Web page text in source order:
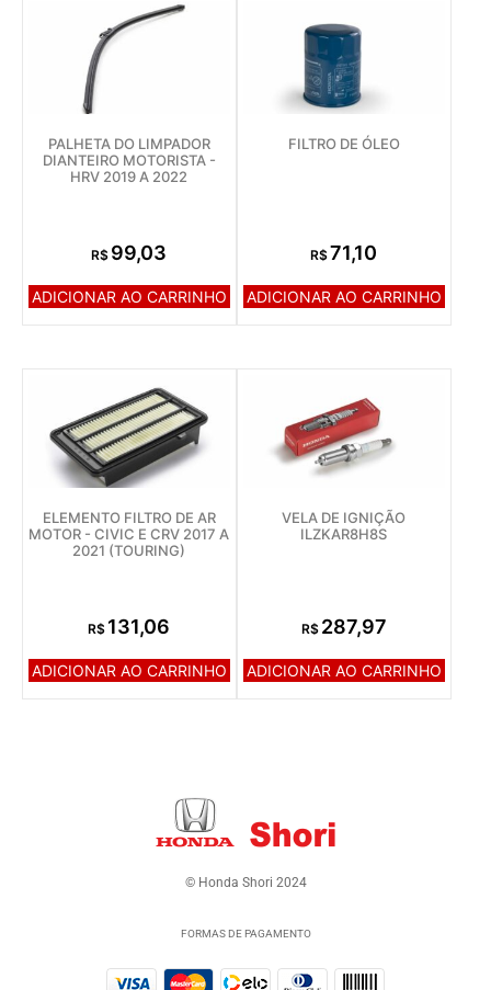
PALHETA DO LIMPADOR
DIANTEIRO MOTORISTA -
HRV 2019 A 2022
R$ 99,03
ADICIONAR AO CARRINHO
FILTRO DE ÓLEO
R$71,10
ADICIONAR AO CARRINHO
ELEMENTO FILTRO DE AR
MOTOR - CIVIC E CRV 2017 A
2021 (TOURING)
R$ 131,06
ADICIONAR AO CARRINHO
VELA DE IGNIÇÃO
ILZKAR8H8S
R$ 287,97
ADICIONAR AO CARRINHO
© Honda Shori 2024
FORMAS DE PAGAMENTO